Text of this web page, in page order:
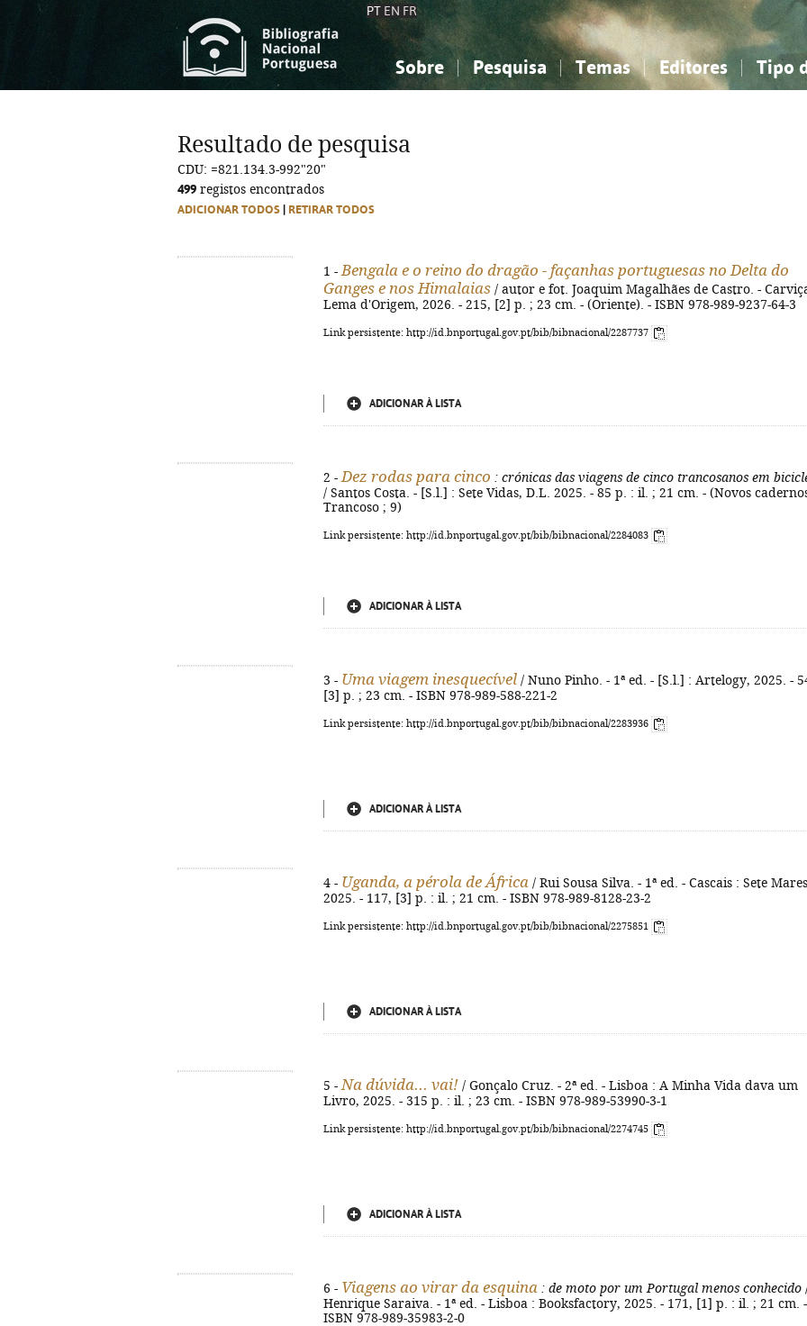
PT EN FR
Sobre Pesquisa Temas
Ciências sociais...
Editores Tipo
Ciências sociais...
Resultado de pesquisa
CDU: =821.134.3-992"20"
499 registos encontrados
ADICIONAR TODOS RETIRAR TODOS
1 - Bengala e o reino do dragão - façanhas portuguesas no Delta do
Ganges e nos Himalaias / autor e fot. Joaquim Magalhães de Castro. -
Lema d'Origem, 2026. - 215, [2] p. ; 23 cm. - (Oriente). - ISBN 978-989-9237-64-3
Link persistente: http://id.bnportugal.gov.pt/bib/bibnacional/2287737
ADICIONAR À LISTA
2 - Dez rodas para cinco : crónicas das viagens de cinco trancosanos em
/ Santos Costa. - [S.l.] : Sete Vidas, D.L. 2025. - 85 p. : il. ; 21 cm. - (Novos
Trancoso ; 9)
Link persistente: http://id.bnportugal.gov.pt/bib/bibnacional/2284083
ADICIONAR À LISTA
3 - Uma viagem inesquecível / Nuno Pinho. - 1ª ed. - [S.l.] : Artelogy, 2025. -
[3] p. ; 23 cm. - ISBN 978-989-588-221-2
Link persistente: http://id.bnportugal.gov.pt/bib/bibnacional/2283936
ADICIONAR À LISTA
4 - Uganda, a pérola de África / Rui Sousa Silva. - 1ª ed. - Cascais : Sete
2025. - 117, [3] p. : il. ; 21 cm. - ISBN 978-989-8128-23-2
Link persistente: http://id.bnportugal.gov.pt/bib/bibnacional/2275851
ADICIONAR À LISTA
5 - Na dúvida... vai! / Gonçalo Cruz. - 2ª ed. - Lisboa : A Minha Vida dava um
Livro, 2025. - 315 p. : il. ; 23 cm. - ISBN 978-989-53990-3-1
Link persistente: http://id.bnportugal.gov.pt/bib/bibnacional/2274745
ADICIONAR À LISTA
6 - Viagens ao virar da esquina : de moto por um Portugal menos conhecido
Henrique Saraiva. - 1ª ed. - Lisboa : Booksfactory, 2025. - 171, [1] p. : il. ; 21 cm. -
ISBN 978-989-35983-2-0